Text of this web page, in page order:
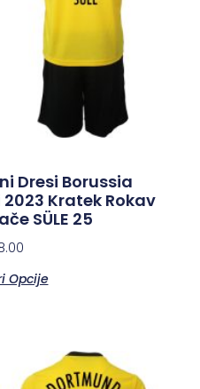
Dresi Borussia
Kratek Rokav
SÜLE 25
Opcije